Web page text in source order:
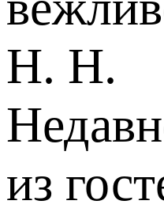
Н. Н.
из